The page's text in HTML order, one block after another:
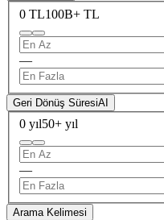
0 TL100B+ TL
—
Geri Dönüş SüresiAI
0 yıl50+ yıl
—
Arama Kelimesi